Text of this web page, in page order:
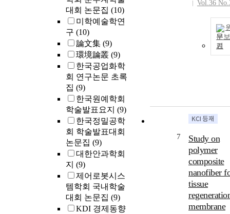
대회 논문집 (10)
미학예술학연
구 (10)
論文集 (9)
環境論叢 (9)
한국공업화학
회 연구논문 초록
집 (9)
한국원예학회
학술발표요지 (9)
한국정밀공학
회 학술발표대회
논문집 (9)
대한안과학회
지 (9)
제어로봇시스
템학회 국내학술
대회 논문집 (9)
KDI 경제동향
Vol.36
문보
기
7
Study on
polymer
composite
nanofiber
tissue
membrane